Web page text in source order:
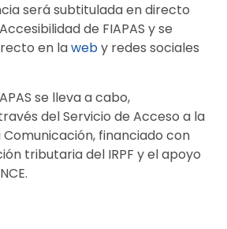
será subtitulada en directo
de FIAPAS y se
en laweby redes sociales
se lleva a cabo,
del Servicio de Acceso a la
financiado con
tributaria del IRPF y el apoyo